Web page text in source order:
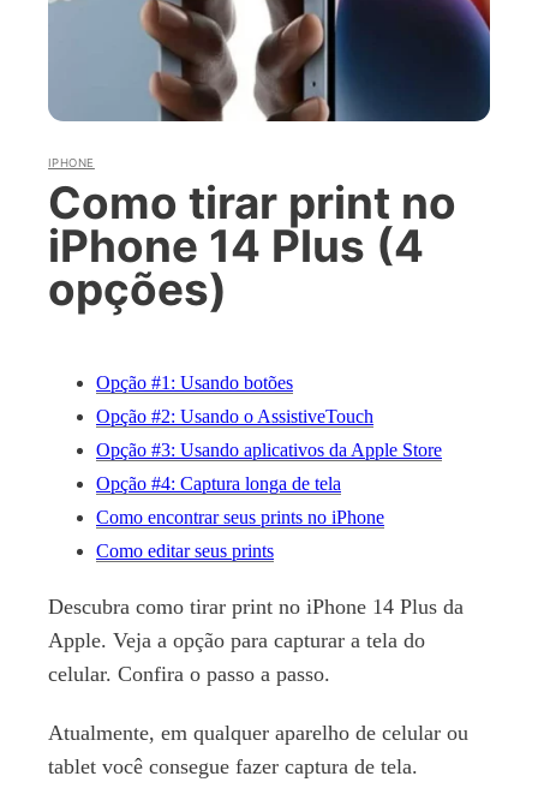
IPHONE
Como tirar print no
iPhone 14 Plus (4
opções)
Opção #1: Usando botões
Opção #2: Usando o AssistiveTouch
Opção #3: Usando aplicativos da Apple Store
Opção #4: Captura longa de tela
Como encontrar seus prints no iPhone
Como editar seus prints
Descubra como tirar print no iPhone 14 Plus da
Apple. Veja a opção para capturar a tela do
celular. Confira o passo a passo.
Atualmente, em qualquer aparelho de celular ou
tablet você consegue fazer captura de tela.